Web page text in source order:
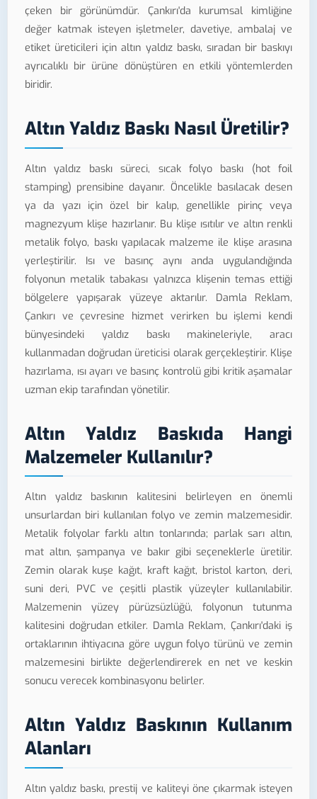
çeken bir görünümdür. Çankırı'da kurumsal kimliğine
değer katmak isteyen işletmeler, davetiye, ambalaj ve
etiket üreticileri için altın yaldız baskı, sıradan bir baskıyı
ayrıcalıklı bir ürüne dönüştüren en etkili yöntemlerden
biridir.
Altın Yaldız Baskı Nasıl Üretilir?
Altın yaldız baskı süreci, sıcak folyo baskı (hot foil
stamping) prensibine dayanır. Öncelikle basılacak desen
ya da yazı için özel bir kalıp, genellikle pirinç veya
magnezyum klişe hazırlanır. Bu klişe ısıtılır ve altın renkli
metalik folyo, baskı yapılacak malzeme ile klişe arasına
yerleştirilir. Isı ve basınç aynı anda uygulandığında
folyonun metalik tabakası yalnızca klişenin temas ettiği
bölgelere yapışarak yüzeye aktarılır. Damla Reklam,
Çankırı ve çevresine hizmet verirken bu işlemi kendi
bünyesindeki yaldız baskı makineleriyle, aracı
kullanmadan doğrudan üreticisi olarak gerçekleştirir. Klişe
hazırlama, ısı ayarı ve basınç kontrolü gibi kritik aşamalar
uzman ekip tarafından yönetilir.
Altın Yaldız Baskıda Hangi
Malzemeler Kullanılır?
Altın yaldız baskının kalitesini belirleyen en önemli
unsurlardan biri kullanılan folyo ve zemin malzemesidir.
Metalik folyolar farklı altın tonlarında; parlak sarı altın,
mat altın, şampanya ve bakır gibi seçeneklerle üretilir.
Zemin olarak kuşe kağıt, kraft kağıt, bristol karton, deri,
suni deri, PVC ve çeşitli plastik yüzeyler kullanılabilir.
Malzemenin yüzey pürüzsüzlüğü, folyonun tutunma
kalitesini doğrudan etkiler. Damla Reklam, Çankırı'daki iş
ortaklarının ihtiyacına göre uygun folyo türünü ve zemin
malzemesini birlikte değerlendirerek en net ve keskin
sonucu verecek kombinasyonu belirler.
Altın Yaldız Baskının Kullanım
Alanları
Altın yaldız baskı, prestij ve kaliteyi öne çıkarmak isteyen